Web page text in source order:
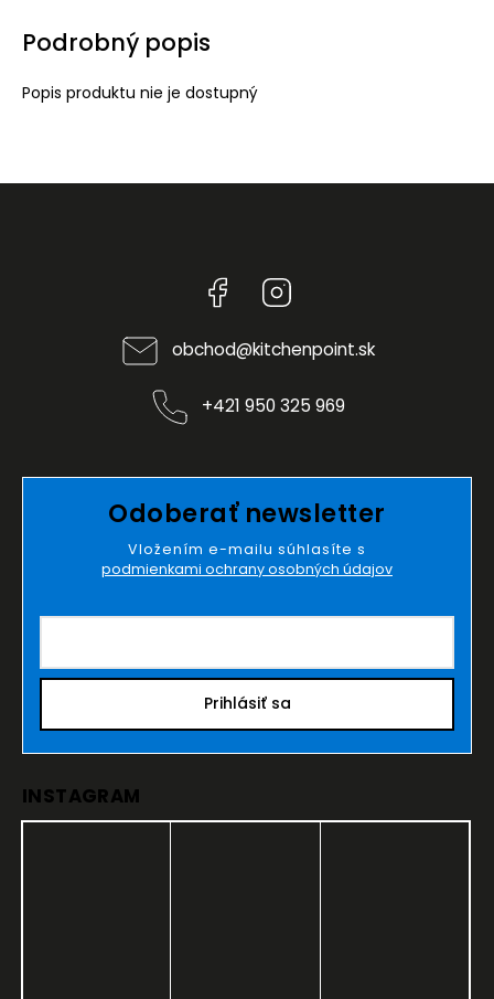
Podrobný popis
Popis produktu nie je dostupný
Facebook
obchod@kitchenpoint.sk
+421 950 325 969
Odoberať newsletter
Vložením e-mailu súhlasíte s
podmienkami ochrany osobných údajov
Prihlásiť sa
INSTAGRAM